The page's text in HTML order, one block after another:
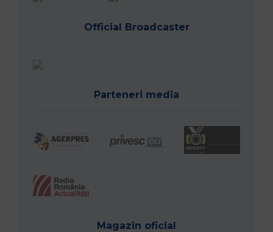
Official Broadcaster
Parteneri media
Magazin oficial